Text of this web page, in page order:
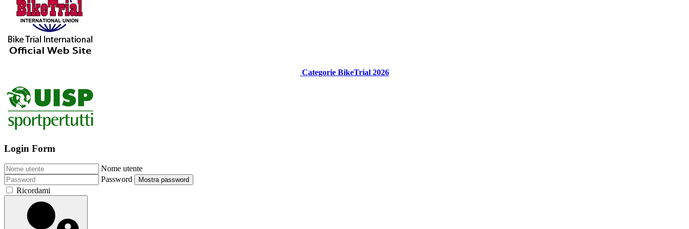
Categorie BikeTrial 2026
Login Form
Nome utente
Password
Mostra password
Ricordami